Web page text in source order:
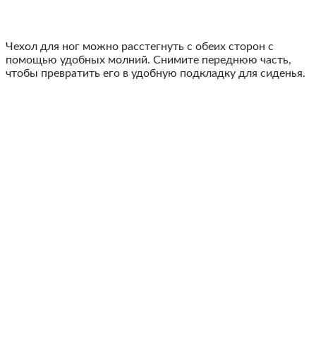
Чехол для ног можно расстегнуть с обеих сторон с
помощью удобных молний. Снимите переднюю часть,
чтобы превратить его в удобную подкладку для сиденья.